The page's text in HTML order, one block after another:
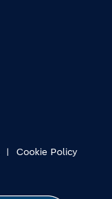
Cookie Policy